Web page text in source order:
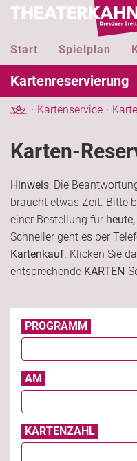
Start Spielplan
Kartenreservierung
Kartenservice
Karten-
Hinweis: Die
braucht etwas Zeit. Bitte
einer Bestellung für
Schneller geht es per
Kartenkauf. Klicken Sie
entsprechende KARTEN-
PROGRAMM
AM
KARTENZAHL